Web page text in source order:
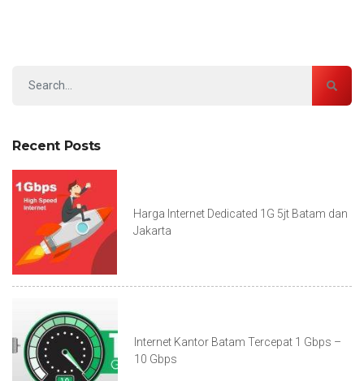
Recent Posts
Harga Internet Dedicated 1G 5jt Batam dan
Jakarta
Internet Kantor Batam Tercepat 1 Gbps –
10 Gbps